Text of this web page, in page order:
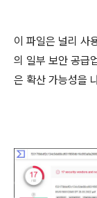
이 파일은 널리 사
의 일부 보안 공급
은 확산 가능성을